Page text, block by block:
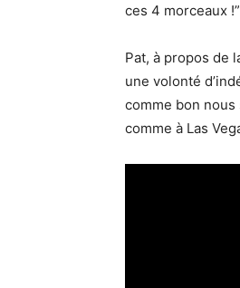
ces 4 morceaux !”
Pat, à propos de
une volonté
comme bon nous
comme à Las